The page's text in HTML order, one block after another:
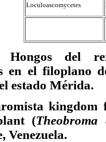
Loculoascomycetes
del
en el filoplano
estado Mérida.
(Theobroma
Venezuela.